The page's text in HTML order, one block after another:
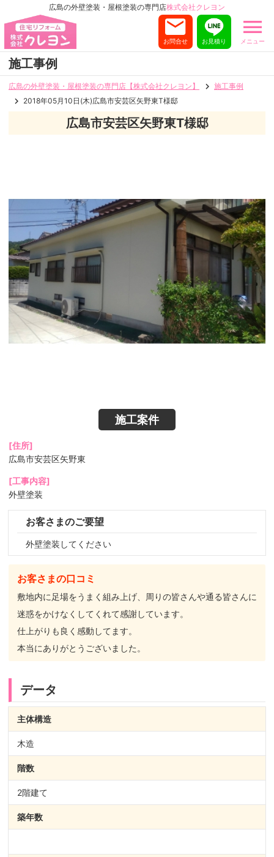
広島の外壁塗装・屋根塗装の専門店株式会社クレヨン
メニュー
お見積り
お問合せ
施工事例
広島の外壁塗装・屋根塗装の専門店【株式会社クレヨン】
施工事例
2018年05月10日(木)広島市安芸区矢野東T様邸
広島市安芸区矢野東T様邸
施工案件
[住所]
広島市安芸区矢野東
[工事内容]
外壁塗装
お客さまのご要望
外壁塗装してください
お客さまの口コミ
敷地内に足場をうまく組み上げ、周りの皆さんや通る皆さんに
迷惑をかけなくしてくれて感謝しています。
仕上がりも良く感動してます。
本当にありがとうございました。
データ
主体構造
木造
階数
2階建て
築年数